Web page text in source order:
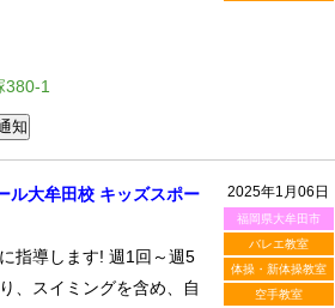
380-1
2025年1月06日
福岡県大牟田市
バレエ教室
体操・新体操教室
空手教室
ル大牟田校 キッズスポー
指導します! 週1回～週5
、スイミングを含め、自